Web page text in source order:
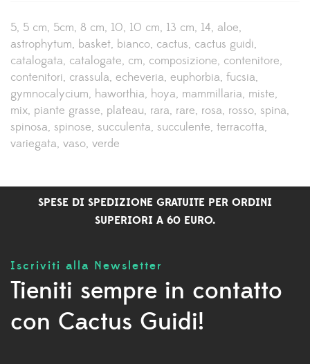
5 5 cm 5cm 8 cm 10 10 cm 13 cm 14 aloe
astrophytum basket bianco cactus cactus guidi
catalogata catalogate cm composizione contenitore
contenitori crassula echeveria euphorbia fucsia
gymnocalycium haworthia hoya mammillaria miste
mix piante grasse plateau rara rare rosa rosso spina
spinosa spinose succulenta succulente terracotta
variegata vaso verde
SPESE DI SPEDIZIONE GRATUITE PER ORDINI
SUPERIORI A 60 EURO.
Iscriviti alla Newsletter
Tieniti sempre in contatto
con Cactus Guidi!